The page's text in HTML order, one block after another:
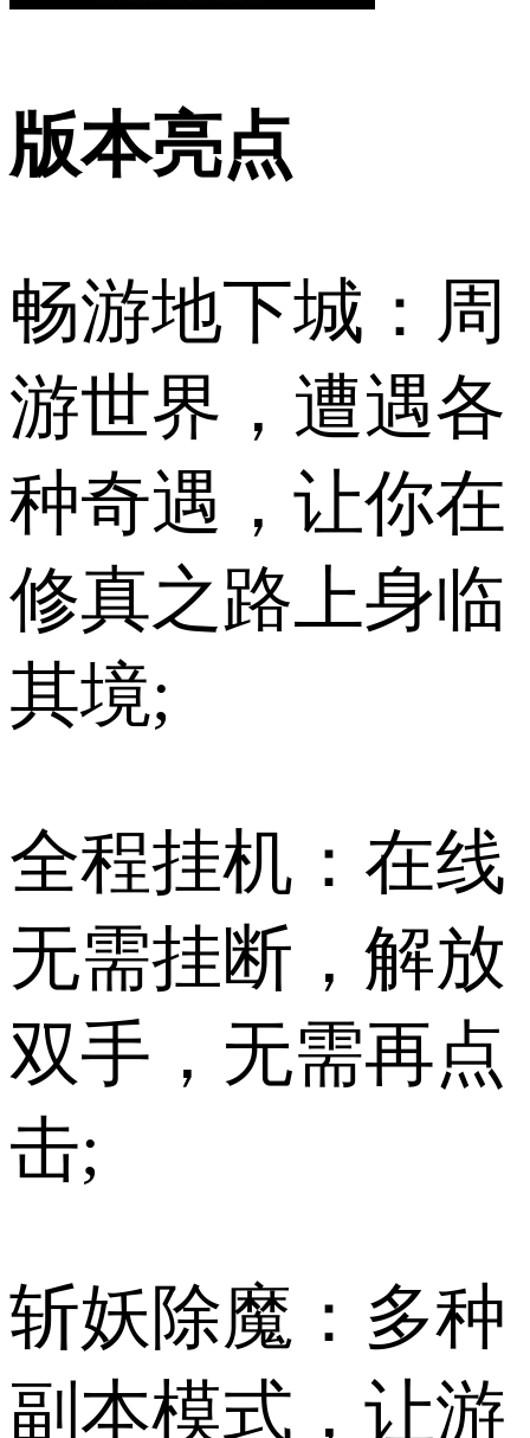
版本亮点
畅游地下城：周
游世界，遭遇各
种奇遇，让你在
修真之路上身临
其境;
全程挂机：在线
无需挂断，解放
双手，无需再点
击;
斩妖除魔：多种
副本模式，让游